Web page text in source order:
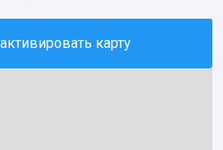
карту